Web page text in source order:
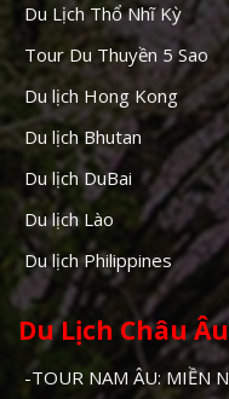
Du Lịch Thổ Nhĩ Kỳ
Tour Du Thuyền 5 Sao
Du lịch Hong Kong
Du lịch Bhutan
Du lịch DuBai
Du lịch Lào
Du lịch Philippines
Du Lịch Châu Âu
-TOUR NAM ÂU: MIỀN